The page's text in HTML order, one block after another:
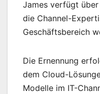
James verfügt
die Channel-
Geschäftsbereich
Die Ernennung
dem Cloud-
Modelle im IT-